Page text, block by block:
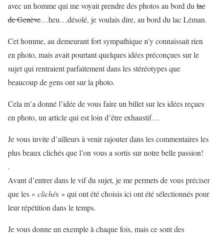
avec un homme qui me voyait prendre des photos au bord dulac
de Genève…heu…désolé, je voulais dire, au bord du lac Léman.
Cet homme, au demeurant fort sympathique n’y connaissait rien
en photo, mais avait pourtant quelques idées préconçues sur le
sujet qui rentraient parfaitement dans les stéréotypes que
beaucoup de gens ont sur la photo.
Cela m’a donné l’idée de vous faire un billet sur les idées reçues
en photo, un article qui est loin d’être exhaustif…
Je vous invite d’ailleurs à venir rajouter dans les commentaires les
plus beaux clichés que l’on vous a sortis sur notre belle passion!
.
Avant d’entrer dans le vif du sujet, je me permets de vous préciser
que les « clichés » qui ont été choisis ici ont été sélectionnés pour
leur répétition dans le temps.
Je vous donne un exemple à chaque fois, mais ce sont des